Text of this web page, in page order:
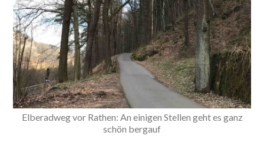
Elberadweg vor Rathen: An einigen Stellen geht es ganz
schön bergauf